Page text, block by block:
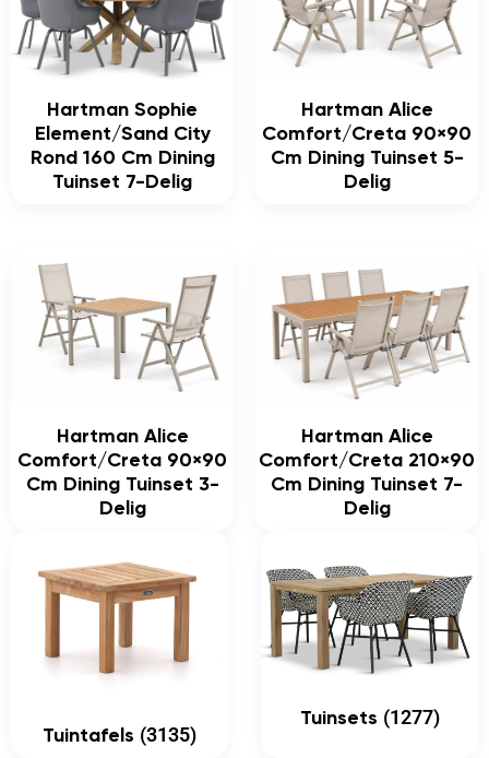
Hartman Sophie
Element/Sand City
Rond 160 Cm Dining
Tuinset 7-Delig
Hartman Alice
Comfort/Creta 90×90
Cm Dining Tuinset 5-
Delig
Hartman Alice
Comfort/Creta 90×90
Cm Dining Tuinset 3-
Delig
Hartman Alice
Comfort/Creta 210×90
Cm Dining Tuinset 7-
Delig
Tuintafels (3135)
Tuinsets (1277)